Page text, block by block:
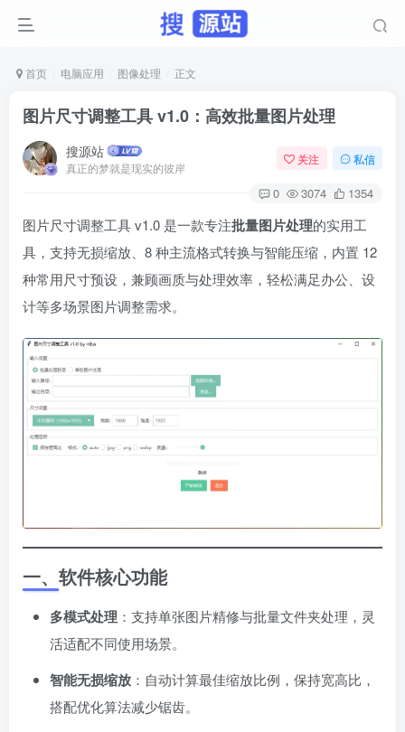
首页 电脑应用 图像处理 正文
图片尺寸调整工具 v1.0：高效批量图片处理
搜源站
真正的梦就是现实的彼岸
关注 私信
0 3074 1354
图片尺寸调整工具 v1.0 是一款专注批量图片处理的实用工
具，支持无损缩放、8 种主流格式转换与智能压缩，内置 12
种常用尺寸预设，兼顾画质与处理效率，轻松满足办公、设
计等多场景图片调整需求。
一、软件核心功能
多模式处理 ：支持单张图片精修与批量文件夹处理，灵
活适配不同使用场景。
智能无损缩放 ：自动计算最佳缩放比例，保持宽高比，
搭配优化算法减少锯齿。